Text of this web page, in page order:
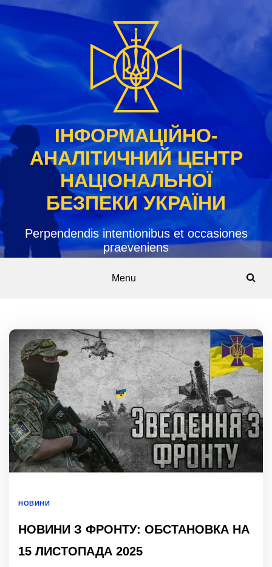
Skip
content
ІНФОРМАЦІЙНО-
АНАЛІТИЧНИЙ ЦЕНТР
НАЦІОНАЛЬНОЇ
БЕЗПЕКИ УКРАЇНИ
Perpendendis intentionibus et occasiones
praeveniens
Menu
НОВИНИ
НОВИНИ З ФРОНТУ: ОБСТАНОВКА НА
15 ЛИСТОПАДА 2025